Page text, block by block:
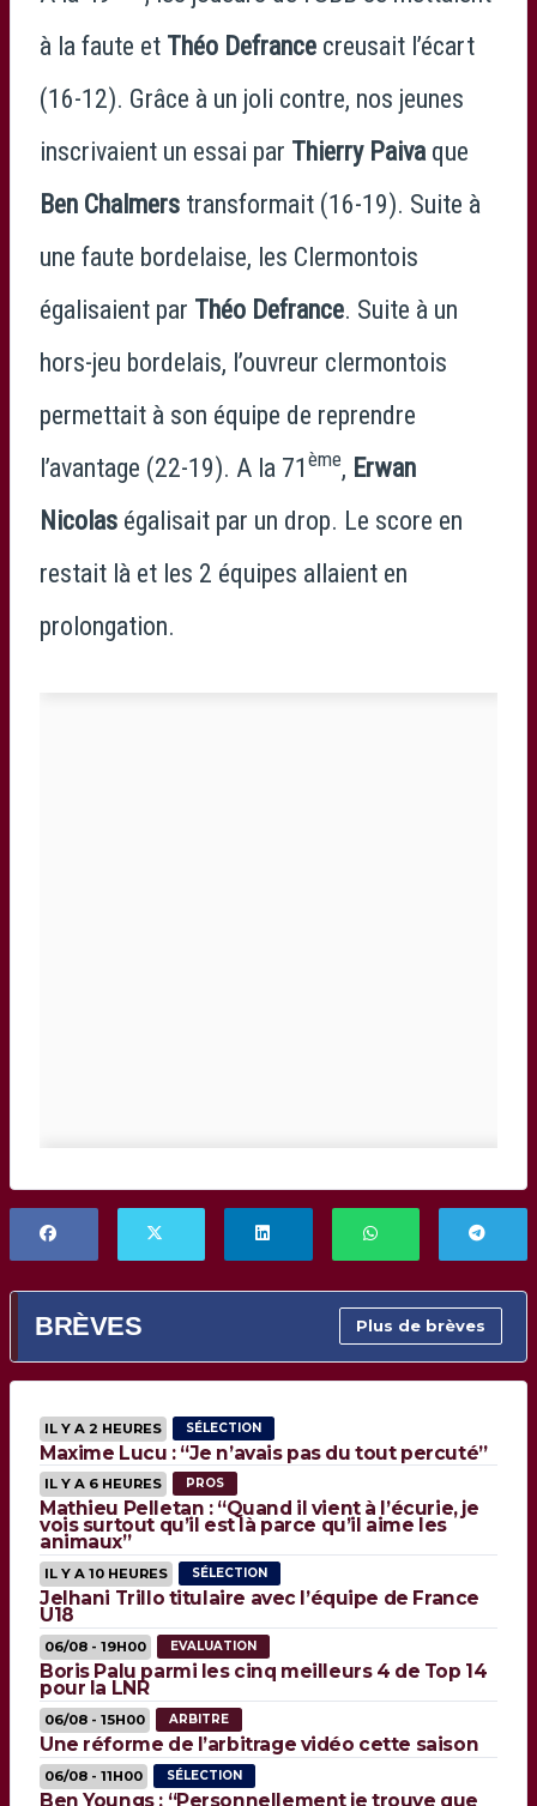
à la faute et Théo Defrance creusait l’écart
(16-12). Grâce à un joli contre, nos jeunes
inscrivaient un essai par Thierry Paiva que
Ben Chalmers transformait (16-19). Suite à
une faute bordelaise, les Clermontois
égalisaient par Théo Defrance. Suite à un
hors-jeu bordelais, l’ouvreur clermontois
permettait à son équipe de reprendre
l’avantage (22-19). A la 71 ème, Erwan
Nicolas égalisait par un drop. Le score en
restait là et les 2 équipes allaient en
prolongation.
BRÈVES Plus de brèves
IL Y A 2 HEURES SÉLECTION
Maxime Lucu : “Je n’avais pas du tout percuté”
IL Y A 6 HEURES PROS
Mathieu Pelletan : “Quand il vient à l’écurie, je
vois surtout qu’il est là parce qu’il aime les
animaux”
IL Y A 10 HEURES SÉLECTION
Jelhani Trillo titulaire avec l’équipe de France
U18
06/08 - 19H00 EVALUATION
Boris Palu parmi les cinq meilleurs 4 de Top 14
pour la LNR
06/08 - 15H00 ARBITRE
Une réforme de l’arbitrage vidéo cette saison
06/08 - 11H00 SÉLECTION
Ben Youngs : “Personnellement je trouve que